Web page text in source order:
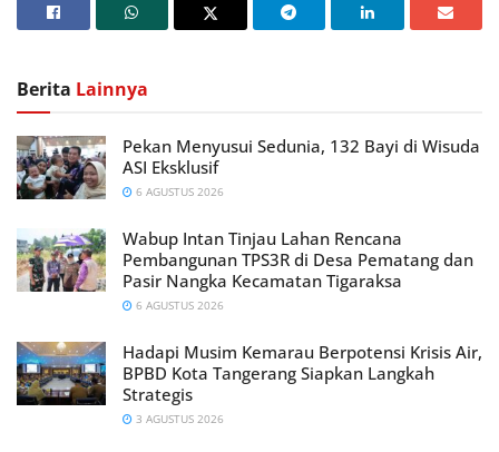
Berita Lainnya
Pekan Menyusui Sedunia, 132 Bayi di Wisuda
ASI Eksklusif
6 AGUSTUS 2026
Wabup Intan Tinjau Lahan Rencana
Pembangunan TPS3R di Desa Pematang dan
Pasir Nangka Kecamatan Tigaraksa
6 AGUSTUS 2026
Hadapi Musim Kemarau Berpotensi Krisis Air,
BPBD Kota Tangerang Siapkan Langkah
Strategis
3 AGUSTUS 2026